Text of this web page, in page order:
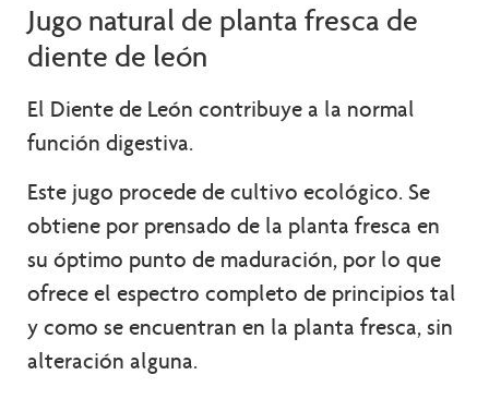
Jugo natural de planta fresca de
diente de león
El Diente de León contribuye a la normal
función digestiva.
Este jugo procede de cultivo ecológico. Se
obtiene por prensado de la planta fresca en
su óptimo punto de maduración, por lo que
ofrece el espectro completo de principios tal
y como se encuentran en la planta fresca, sin
alteración alguna.